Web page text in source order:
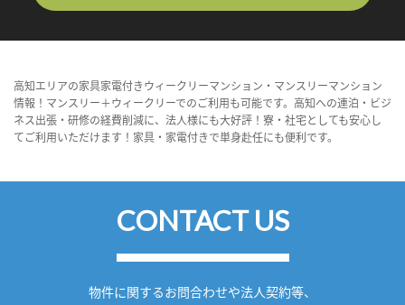
高知エリアの家具家電付きウィークリーマンション・マンスリーマンション
情報！マンスリー＋ウィークリーでのご利用も可能です。高知への連泊・ビジ
ネス出張・研修の経費削減に、法人様にも大好評！寮・社宅としても安心し
てご利用いただけます！家具・家電付きで単身赴任にも便利です。
CONTACT US
物件に関するお問合わせや法人契約等、